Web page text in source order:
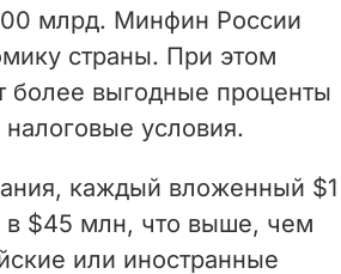
млрд. Минфин России
страны. При этом
более выгодные проценты
условия.
каждый вложенный $1
в $45 млн, что выше, чем
или иностранные